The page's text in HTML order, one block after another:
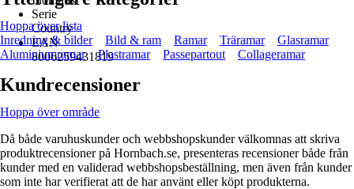
Serie
Country
EAN
8006259431819
Hoppa över lista
Inredning & bilder
Bild & ram Ramar Träramar
Glasramar
Aluminiumramar
Plastramar Passepartout Collageramar
Kundrecensioner
Hoppa över område
Då både varuhuskunder och webbshopskunder välkomnas att skriva
produktrecensioner på Hornbach.se, presenteras recensioner både från
kunder med en validerad webbshopsbeställning, men även från kunder
som inte har verifierat att de har använt eller köpt produkterna.